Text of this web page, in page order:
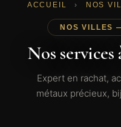
ACCUEIL › NOS
NOS VILLES
Nos
Expert en rachat,
métaux précieux,